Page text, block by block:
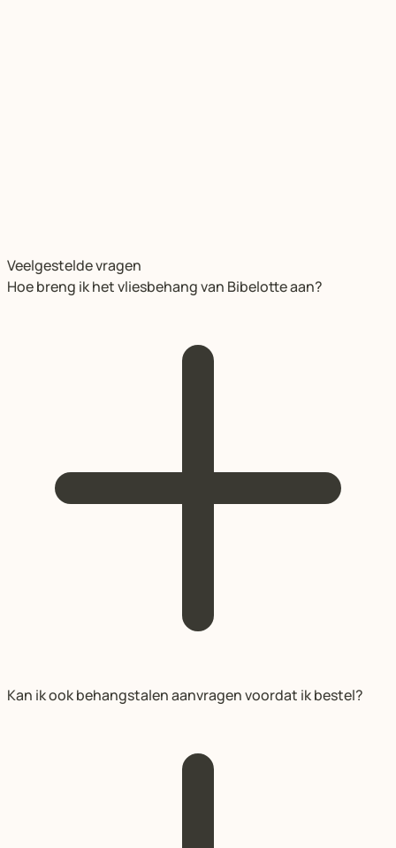
Veelgestelde vragen
Hoe breng ik het vliesbehang van Bibelotte aan?
Kan ik ook behangstalen aanvragen voordat ik bestel?